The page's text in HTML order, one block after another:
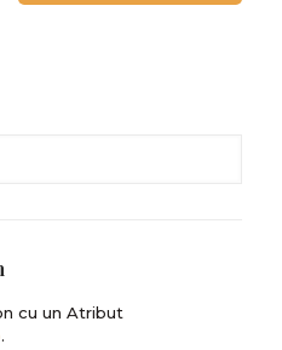
cu un Atribut
.